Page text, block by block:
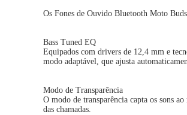
Os Fones de Ouvido Bluetooth Moto
Bass Tuned EQ
Equipados com drivers de 12,4 mm e
modo adaptável, que ajusta
Modo de Transparência
O modo de transparência capta os sons
das chamadas.